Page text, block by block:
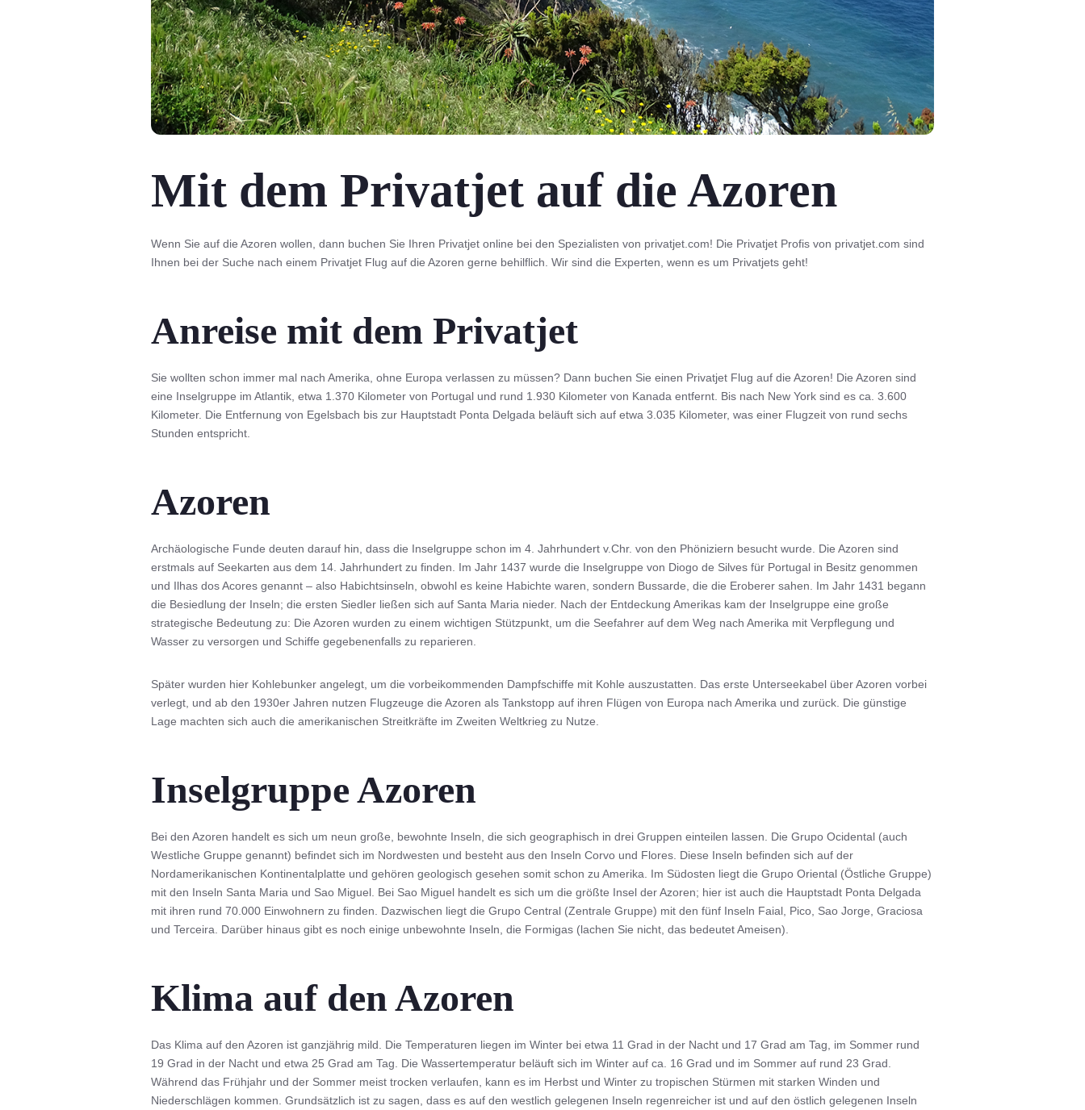
Mit dem Privatjet auf die Azoren
Wenn Sie auf die Azoren wollen, dann buchen Sie Ihren Privatjet online bei den Spezialisten von privatjet.com! Die Privatjet Profis von privatjet.com sind
Ihnen bei der Suche nach einem Privatjet Flug auf die Azoren gerne behilflich. Wir sind die Experten, wenn es um Privatjets geht!
Anreise mit dem Privatjet
Sie wollten schon immer mal nach Amerika, ohne Europa verlassen zu müssen? Dann buchen Sie einen Privatjet Flug auf die Azoren! Die Azoren sind
eine Inselgruppe im Atlantik, etwa 1.370 Kilometer von Portugal und rund 1.930 Kilometer von Kanada entfernt. Bis nach New York sind es ca. 3.600
Kilometer. Die Entfernung von Egelsbach bis zur Hauptstadt Ponta Delgada beläuft sich auf etwa 3.035 Kilometer, was einer Flugzeit von rund sechs
Stunden entspricht.
Azoren
Archäologische Funde deuten darauf hin, dass die Inselgruppe schon im 4. Jahrhundert v.Chr. von den Phöniziern besucht wurde. Die Azoren sind
erstmals auf Seekarten aus dem 14. Jahrhundert zu finden. Im Jahr 1437 wurde die Inselgruppe von Diogo de Silves für Portugal in Besitz genommen
und Ilhas dos Acores genannt – also Habichtsinseln, obwohl es keine Habichte waren, sondern Bussarde, die die Eroberer sahen. Im Jahr 1431 begann
die Besiedlung der Inseln; die ersten Siedler ließen sich auf Santa Maria nieder. Nach der Entdeckung Amerikas kam der Inselgruppe eine große
strategische Bedeutung zu: Die Azoren wurden zu einem wichtigen Stützpunkt, um die Seefahrer auf dem Weg nach Amerika mit Verpflegung und
Wasser zu versorgen und Schiffe gegebenenfalls zu reparieren.
Später wurden hier Kohlebunker angelegt, um die vorbeikommenden Dampfschiffe mit Kohle auszustatten. Das erste Unterseekabel über Azoren vorbei
verlegt, und ab den 1930er Jahren nutzen Flugzeuge die Azoren als Tankstopp auf ihren Flügen von Europa nach Amerika und zurück. Die günstige
Lage machten sich auch die amerikanischen Streitkräfte im Zweiten Weltkrieg zu Nutze.
Inselgruppe Azoren
Bei den Azoren handelt es sich um neun große, bewohnte Inseln, die sich geographisch in drei Gruppen einteilen lassen. Die Grupo Ocidental (auch
Westliche Gruppe genannt) befindet sich im Nordwesten und besteht aus den Inseln Corvo und Flores. Diese Inseln befinden sich auf der
Nordamerikanischen Kontinentalplatte und gehören geologisch gesehen somit schon zu Amerika. Im Südosten liegt die Grupo Oriental (Östliche Gruppe)
mit den Inseln Santa Maria und Sao Miguel. Bei Sao Miguel handelt es sich um die größte Insel der Azoren; hier ist auch die Hauptstadt Ponta Delgada
mit ihren rund 70.000 Einwohnern zu finden. Dazwischen liegt die Grupo Central (Zentrale Gruppe) mit den fünf Inseln Faial, Pico, Sao Jorge, Graciosa
und Terceira. Darüber hinaus gibt es noch einige unbewohnte Inseln, die Formigas (lachen Sie nicht, das bedeutet Ameisen).
Klima auf den Azoren
Das Klima auf den Azoren ist ganzjährig mild. Die Temperaturen liegen im Winter bei etwa 11 Grad in der Nacht und 17 Grad am Tag, im Sommer rund
19 Grad in der Nacht und etwa 25 Grad am Tag. Die Wassertemperatur beläuft sich im Winter auf ca. 16 Grad und im Sommer auf rund 23 Grad.
Während das Frühjahr und der Sommer meist trocken verlaufen, kann es im Herbst und Winter zu tropischen Stürmen mit starken Winden und
Niederschlägen kommen. Grundsätzlich ist zu sagen, dass es auf den westlich gelegenen Inseln regenreicher ist und auf den östlich gelegenen Inseln